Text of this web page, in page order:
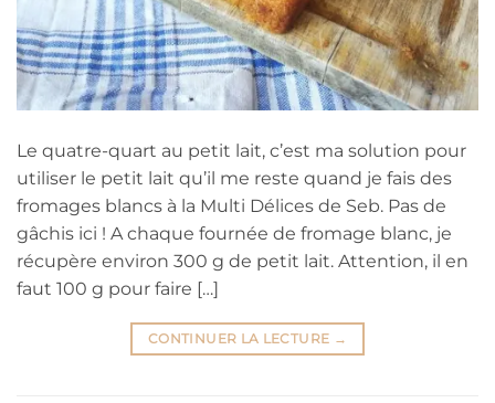
Le quatre-quart au petit lait, c’est ma solution pour
utiliser le petit lait qu’il me reste quand je fais des
fromages blancs à la Multi Délices de Seb. Pas de
gâchis ici ! A chaque fournée de fromage blanc, je
récupère environ 300 g de petit lait. Attention, il en
faut 100 g pour faire […]
CONTINUER LA LECTURE →